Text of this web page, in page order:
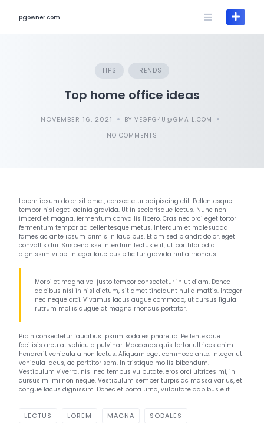
pgowner.com
TIPS TRENDS
Top home office ideas
NOVEMBER 16, 2021
BY VEGPG4U@GMAIL.COM
NO COMMENTS
Lorem ipsum dolor sit amet, consectetur adipiscing elit. Pellentesque
tempor nisl eget lacinia gravida. Ut in scelerisque lectus. Nunc non
imperdiet magna, fermentum convallis libero. Cras nec orci eget tortor
fermentum tempor ac pellentesque metus. Interdum et malesuada
fames ac ante ipsum primis in faucibus. Etiam sed blandit dolor, eget
convallis dui. Suspendisse interdum lectus elit, ut porttitor odio
dignissim vitae. Integer faucibus efficitur gravida nulla rhoncus.
Morbi et magna vel justo tempor consectetur in ut diam. Donec
dapibus nisi in nisl dictum, sit amet tincidunt nulla mattis. Integer
nec neque orci. Vivamus lacus augue commodo, ut cursus ligula
rutrum mollis augue at magna rhoncus porttitor.
Proin consectetur faucibus ipsum sodales pharetra. Pellentesque
facilisis arcu at vehicula pulvinar. Maecenas quis tortor ultrices enim
hendrerit vehicula a non lectus. Aliquam eget commodo ante. Integer ut
vehicula lacus, ac porttitor sem. In tristique mollis bibendum.
Vestibulum viverra, nisl nec tempus vulputate, eros orci ultrices mi, in
cursus mi mi non neque. Vestibulum semper turpis ac massa varius, et
congue lacus dignissim. Donec et porta urna, vulputate dapibus elit.
LECTUS LOREM MAGNA SODALES